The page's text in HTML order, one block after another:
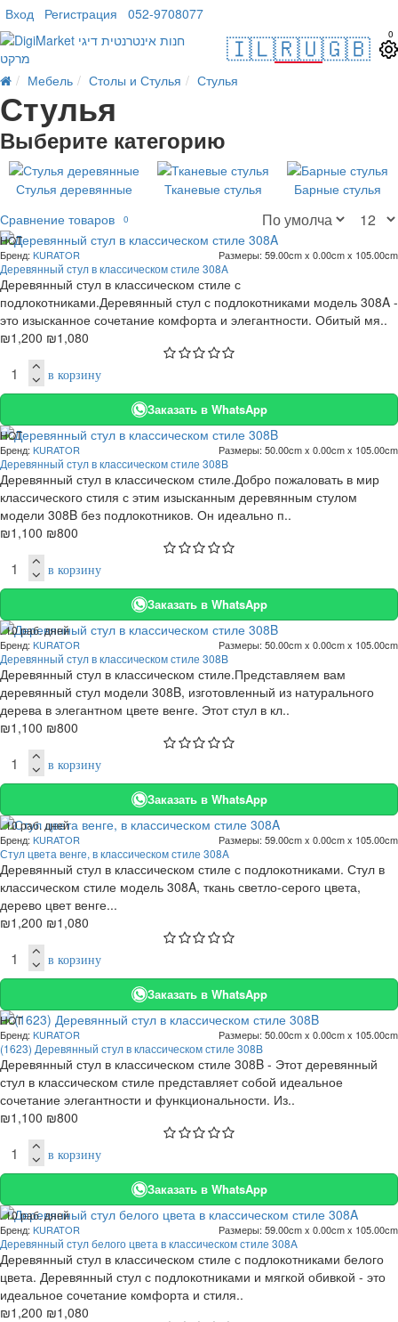
Вход Регистрация 052-9708077
🇮🇱🇷🇺🇬🇧 0
Мебель Столы и Стулья Стулья
Стулья
Выберите категорию
Стулья деревянные Тканевые стулья
Барные стулья
Сравнение товаров
0
HOT
. 10 раб. дней
-10 %
Бренд: KURATOR Размеры: 59.00cm x 0.00cm x 105.00cm
Деревянный стул в классическом стиле 308A
Деревянный стул в классическом стиле с
подлокотниками.Деревянный стул с подлокотниками модель 308A -
это изысканное сочетание комфорта и элегантности. Обитый мя..
₪1,200 ₪1,080
в корзину
Заказать в WhatsApp
HOT
. 10 раб. дней
-27 %
Бренд: KURATOR Размеры: 50.00cm x 0.00cm x 105.00cm
Деревянный стул в классическом стиле 308B
Деревянный стул в классическом стиле.Добро пожаловать в мир
классического стиля с этим изысканным деревянным стулом
модели 308B без подлокотников. Он идеально п..
₪1,100 ₪800
в корзину
Заказать в WhatsApp
. 10 раб. дней
-27 %
Бренд: KURATOR Размеры: 50.00cm x 0.00cm x 105.00cm
Деревянный стул в классическом стиле 308B
Деревянный стул в классическом стиле.Представляем вам
деревянный стул модели 308B, изготовленный из натурального
дерева в элегантном цвете венге. Этот стул в кл..
₪1,100 ₪800
в корзину
Заказать в WhatsApp
. 10 раб. дней
-10 %
Бренд: KURATOR Размеры: 59.00cm x 0.00cm x 105.00cm
Стул цвета венге, в классическом стиле 308A
Деревянный стул в классическом стиле с подлокотниками. Стул в
классическом стиле модель 308A, ткань светло-серого цвета,
дерево цвет венге...
₪1,200 ₪1,080
в корзину
Заказать в WhatsApp
HOT
. 10 раб. дней
-27 %
Бренд: KURATOR Размеры: 50.00cm x 0.00cm x 105.00cm
(1623) Деревянный стул в классическом стиле 308B
Деревянный стул в классическом стиле 308B - Этот деревянный
стул в классическом стиле представляет собой идеальное
сочетание элегантности и функциональности. Из..
₪1,100 ₪800
в корзину
Заказать в WhatsApp
. 10 раб. дней
-10 %
Бренд: KURATOR Размеры: 59.00cm x 0.00cm x 105.00cm
Деревянный стул белого цвета в классическом стиле 308A
Деревянный стул в классическом стиле с подлокотниками белого
цвета. Деревянный стул с подлокотниками и мягкой обивкой - это
идеальное сочетание комфорта и стиля..
₪1,200 ₪1,080